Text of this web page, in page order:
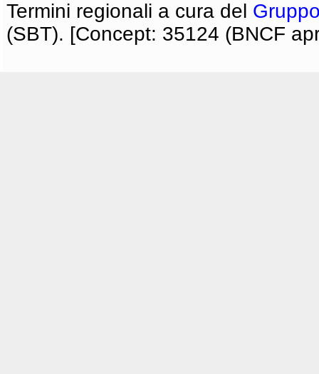
Termini regionali a cura del
(SBT). [Concept: 35124 (BNCF